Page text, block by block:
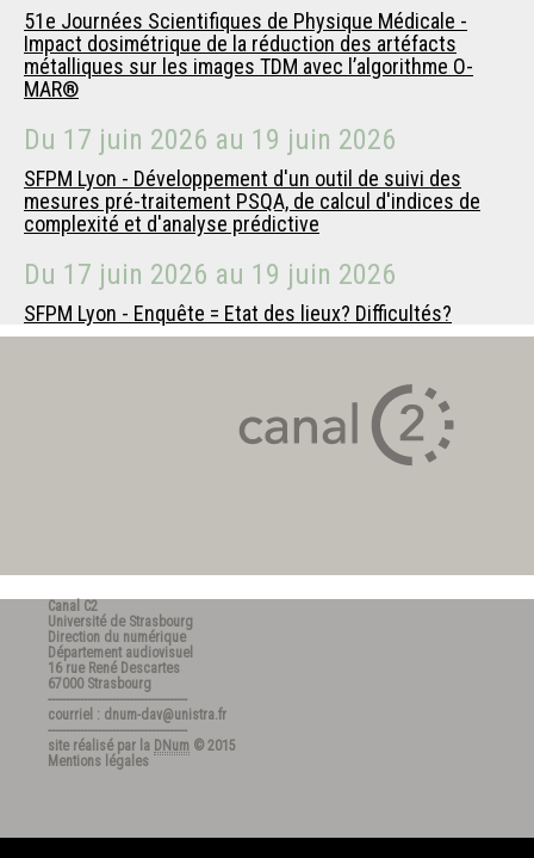
51e Journées Scientifiques de Physique Médicale -
Impact dosimétrique de la réduction des artéfacts
métalliques sur les images TDM avec l’algorithme O-
MAR®
Du 17 juin 2026 au 19 juin 2026
SFPM Lyon - Développement d'un outil de suivi des
mesures pré-traitement PSQA, de calcul d'indices de
complexité et d'analyse prédictive
Du 17 juin 2026 au 19 juin 2026
SFPM Lyon - Enquête = Etat des lieux? Difficultés?
Canal C2
Université de Strasbourg
Direction du numérique
Département audiovisuel
16 rue René Descartes
67000 Strasbourg
---------------------------------------
courriel : dnum-dav@unistra.fr
---------------------------------------
site réalisé par la DNum © 2015
Mentions légales